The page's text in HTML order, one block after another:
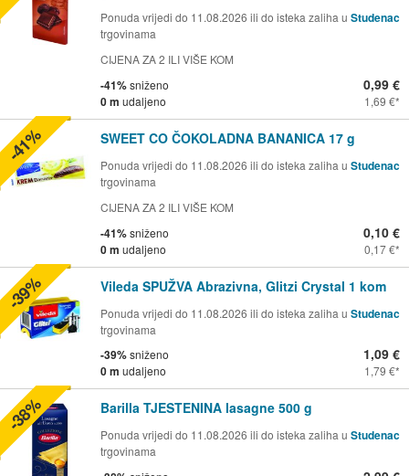
Ponuda vrijedi do 11.08.2026 ili do isteka zaliha u Studenac
trgovinama
CIJENA ZA 2 ILI VIŠE KOM
-41%sniženo
0 m udaljeno
0,99 €
1,69 €
SWEET CO ČOKOLADNA BANANICA 17 g
Ponuda vrijedi do 11.08.2026 ili do isteka zaliha u Studenac
trgovinama
CIJENA ZA 2 ILI VIŠE KOM
-41%sniženo
0 m udaljeno
0,10 €
0,17 €
-41%
Vileda SPUŽVA Abrazivna, Glitzi Crystal 1 kom
Ponuda vrijedi do 11.08.2026 ili do isteka zaliha u Studenac
trgovinama
-39%sniženo
0 m udaljeno
1,09 €
1,79 €
-39%
Barilla TJESTENINA lasagne 500 g
Ponuda vrijedi do 11.08.2026 ili do isteka zaliha u Studenac
trgovinama
-38%